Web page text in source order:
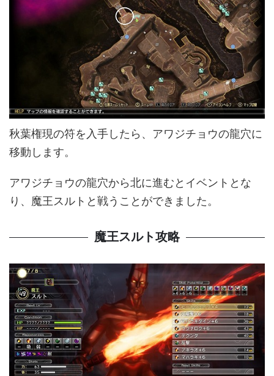
秋葉権現の符を入手したら、アワジチョウの龍穴に
移動します。
アワジチョウの龍穴から北に進むとイベントとな
り、魔王スルトと戦うことができました。
魔王スルト攻略